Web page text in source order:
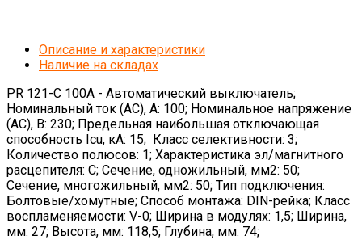
Описание и характеристики
Наличие на складах
PR 121-C 100A - Автоматический выключатель;
Номинальный ток (АС), А: 100; Номинальное напряжение
(AC), В: 230; Предельная наибольшая отключающая
способность Icu, кА: 15; Класс селективности: 3;
Количество полюсов: 1; Характеристика эл/магнитного
расцепителя: C; Сечение, одножильный, мм2: 50;
Сечение, многожильный, мм2: 50; Тип подключения:
Болтовые/хомутные; Способ монтажа: DIN-рейка; Класс
воспламеняемости: V-0; Ширина в модулях: 1,5; Ширина,
мм: 27; Высота, мм: 118,5; Глубина, мм: 74;